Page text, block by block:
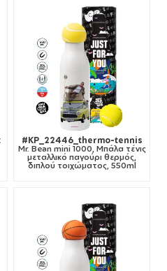
#KP_22446_thermo-tennis
Mr. Bean mini 1000, Μπάλα τένις
μεταλλικό παγούρι θερμός,
διπλού τοιχώματος, 550ml